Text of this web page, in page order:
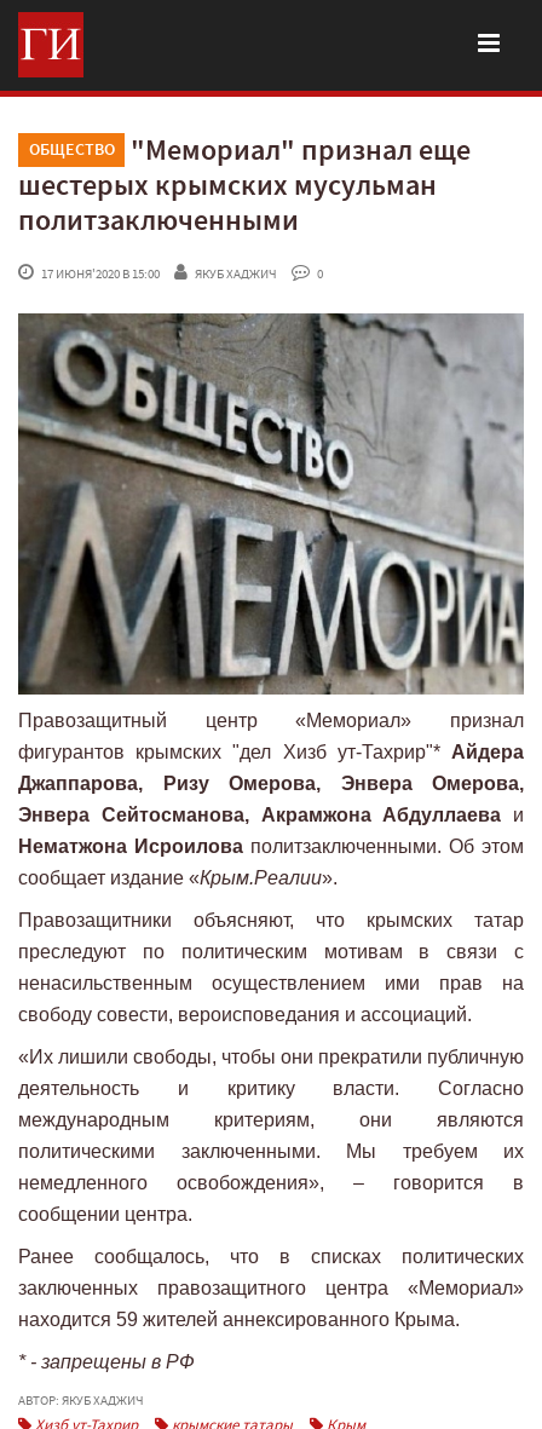
ОБЩЕСТВО
"Мемориал" признал еще
шестерых крымских мусульман
политзаключенными
17 ИЮНЯ'2020 В 15:00 ЯКУБ ХАДЖИЧ 0
Правозащитный центр «Мемориал» признал
фигурантов крымских "дел Хизб ут-Тахрир"*Айдера
Джаппарова, Ризу Омерова, Энвера Омерова,
Энвера Сейтосманова, Акрамжона Абдуллаева и
Нематжона Исроилова политзаключенными. Об этом
сообщает издание «Крым.Реалии».
Правозащитники объясняют, что крымских татар
преследуют по политическим мотивам в связи с
ненасильственным осуществлением ими прав на
свободу совести, вероисповедания и ассоциаций.
«Их лишили свободы, чтобы они прекратили публичную
деятельность и критику власти. Согласно
международным критериям, они являются
политическими заключенными. Мы требуем их
немедленного освобождения», – говорится в
сообщении центра.
Ранее сообщалось, что в списках политических
заключенных правозащитного центра «Мемориал»
находится 59 жителей аннексированного Крыма.
* - запрещены в РФ
АВТОР: ЯКУБ ХАДЖИЧ